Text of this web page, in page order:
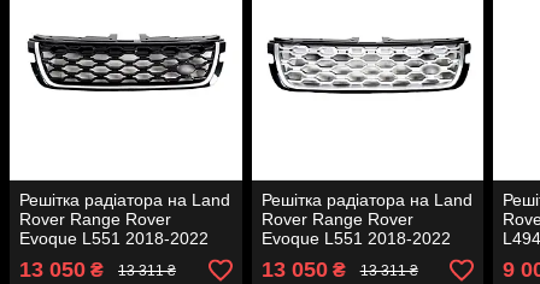
Решітка радіатора на Land
Rover Range Rover
Evoque L551 2018-2022
року
13 050 ₴ 13 311 ₴
Решітка радіатора на Land
Rover Range Rover
Evoque L551 2018-2022
року
13 050₴ 13 311 ₴ 9